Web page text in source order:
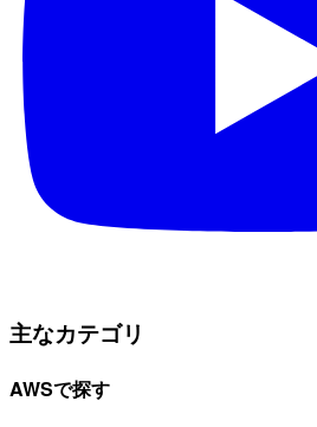
主なカテゴリ
AWSで探す